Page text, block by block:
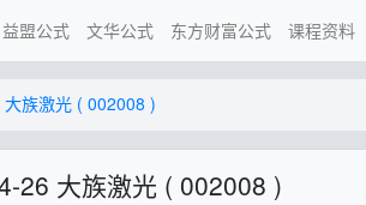
益盟公式 文华公式 东方财富公式 课程资料
大族激光 ( 002008 )
26 大族激光 ( 002008 )